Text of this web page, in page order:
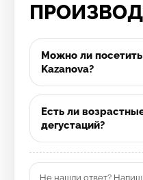
Можно ли
Kazanova?
Есть ли
дегустаций?
Не нашли ответ?